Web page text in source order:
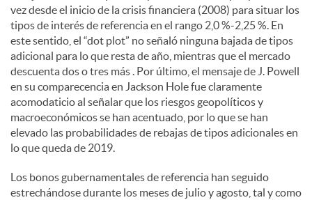
vez desde el inicio de la crisis financiera (2008) para situar los
tipos de interés de referencia en el rango 2,0 %-2,25 %. En
este sentido, el “dot plot” no señaló ninguna bajada de tipos
adicional para lo que resta de año, mientras que el mercado
descuenta dos o tres más . Por último, el mensaje de J. Powell
en su comparecencia en Jackson Hole fue claramente
acomodaticio al señalar que los riesgos geopolíticos y
macroeconómicos se han acentuado, por lo que se han
elevado las probabilidades de rebajas de tipos adicionales en
lo que queda de 2019.
Los bonos gubernamentales de referencia han seguido
estrechándose durante los meses de julio y agosto, tal y como